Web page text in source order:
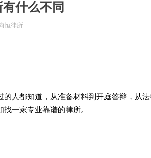
什么不同
人都知道，从准备材料到开庭答辩，从
一家专业靠谱的律所。
恒律所